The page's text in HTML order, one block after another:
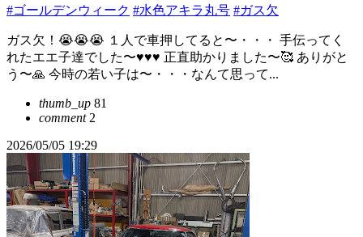
#ゴールデンウィーク #水色アキラ丸号 #ガス欠
ガス欠！😭😭😭 １人で車押してると〜・・・ 手伝ってく
れたエエ子達でした〜♥♥♥ 正直助かりました〜🥰 ありがと
う〜🙏 今時の若い子は〜・・・なんて思って...
thumb_up 81
comment2
2026/05/05 19:29